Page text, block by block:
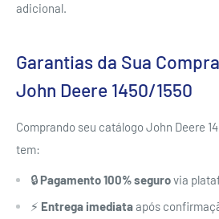
adicional.
Garantias da Sua
John Deere 1450/1550
Comprando seu catálogo John Deere
tem:
🔒Pagamento 100% segurovia
⚡ Entrega imediataapós